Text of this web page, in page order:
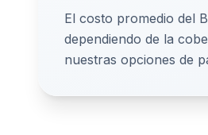
El costo promedio del
dependiendo de la
nuestras opciones de